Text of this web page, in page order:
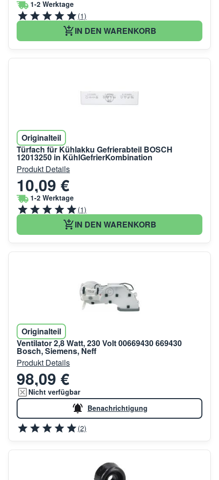
1-2 Werktage
(1)
IN DEN WARENKORB
Originalteil
Türfach für Kühlakku Gefrierabteil BOSCH
12013250 in KühlGefrierKombination
Produkt Details
10,09 €
1-2 Werktage
(1)
IN DEN WARENKORB
Originalteil
Ventilator 2,8 Watt, 230 Volt 00669430 669430
Bosch, Siemens, Neff
Produkt Details
98,09 €
Nicht verfügbar
Benachrichtigung
(2)